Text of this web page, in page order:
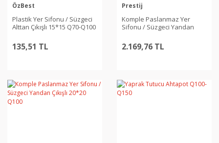
ÖzBest
Plastik Yer Sifonu / Süzgeci
Alttan Çıkışlı 15*15 Q70-Q100
135,51 TL
Prestij
Komple Paslanmaz Yer
Sifonu / Süzgeci Yandan
2.169,76 TL